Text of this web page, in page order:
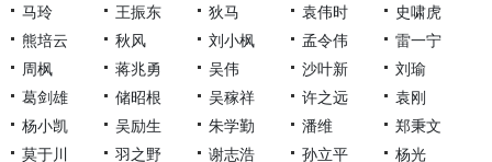
马玲
王振东 狄马 袁伟时
史啸虎
熊培云
秋风 刘小枫 孟令伟
雷一宁
周枫
蒋兆勇 吴伟 沙叶新
刘瑜
葛剑雄
储昭根 吴稼祥 许之远
袁刚
杨小凯
吴励生 朱学勤 潘维
郑秉文
莫于川
羽之野 谢志浩 孙立平 杨光